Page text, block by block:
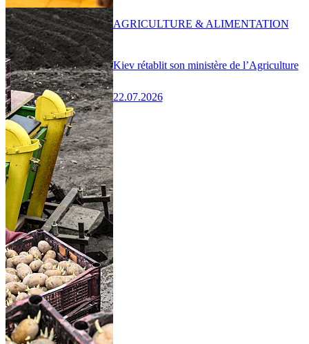
Kiev rétablit son ministère de l’Agriculture
22.07.2026
AGRICULTURE & ALIMENTATION